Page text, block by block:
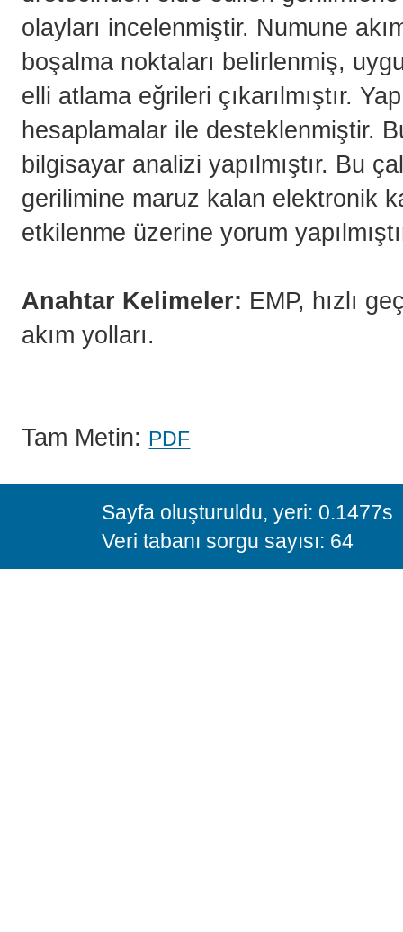
olayları incelenmiştir. Numune
boşalma noktaları belirlenmiş,
elli atlama eğrileri çıkarılmıştır.
hesaplamalar ile desteklenmiştir.
bilgisayar analizi yapılmıştır. Bu
gerilimine maruz kalan elektronik
etkilenme üzerine yorum
Anahtar Kelimeler: EMP, hızlı
akım yolları.
Tam Metin: PDF
Sayfa oluşturuldu, yeri: 0.1477s
Veri tabanı sorgu sayısı: 64